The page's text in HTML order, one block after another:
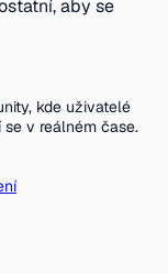
aby se
kde uživatelé
v reálném čase.